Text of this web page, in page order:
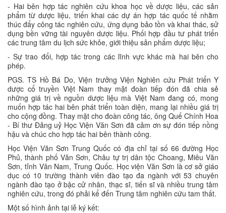
- Hai bên hợp tác nghiên cứu khoa học về dược liệu, các sản
phẩm từ dược liệu, triển khai các dự án hợp tác quốc tế nhằm
thúc đẩy công tác nghiên cứu, ứng dụng bảo tồn và khai thác, sử
dụng bền vững tài nguyên dược liệu. Phối hợp đầu tư phát triển
các trung tâm du lịch sức khỏe, giới thiệu sản phẩm dược liệu;
- Sự trao đổi, hợp tác trong các lĩnh vực khác mà hai bên cho
phép.
PGS. TS Hồ Bá Do, Viện trưởng Viện Nghiên cứu Phát triển Y
dược cổ truyền Việt Nam thay mặt đoàn tiếp đón đã chia sẻ
những giá trị về nguồn dược liệu mà Việt Nam đang có, mong
muốn hợp tác hai bên phát triển toàn diện, mang lại nhiều giá trị
cho cộng đồng. Thay mặt cho đoàn công tác, ông Quế Chính Hoa
- Bí thư Đảng uỷ Học Viện Văn Sơn đã cảm ơn sự đón tiếp nồng
hậu và chúc cho hợp tác hai bên thành công.
Học Viện Văn Sơn Trung Quốc có địa chỉ tại số 66 đường Học
Phủ, thành phố Văn Sơn, Châu tự trị dân tộc Choang, Miêu Văn
Sơn, tỉnh Vân Nam, Trung Quốc. Học viện Văn Sơn là cơ sở giáo
dục có 10 trường thành viên đào tạo đa ngành với 53 chuyên
ngành đào tạo ở bậc cử nhân, thạc sĩ, tiến sĩ và nhiều trung tâm
nghiên cứu, trong đó phải kể đến Trung tâm nghiên cứu tam thất.
Một số hình ảnh tại lễ ký kết: